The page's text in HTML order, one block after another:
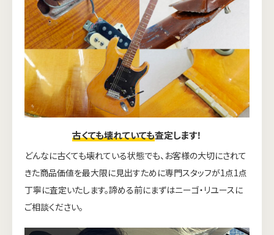
古くても壊れていても査定します！
どんなに古くても壊れている状態でも、お客様の大切にされて
きた商品価値を最大限に見出すために専門スタッフが1点1点
丁寧に査定いたします。諦める前にまずはニーゴ・リユースに
ご相談ください。